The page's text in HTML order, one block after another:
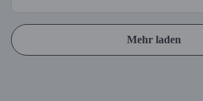
Mehr laden